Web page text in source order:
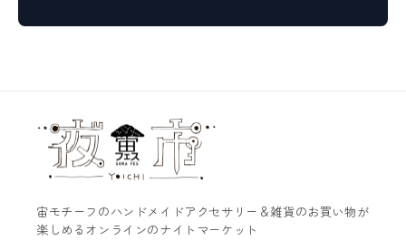
宙モチーフのハンドメイドアクセサリー＆雑貨のお買い物が
楽しめるオンラインのナイトマーケット